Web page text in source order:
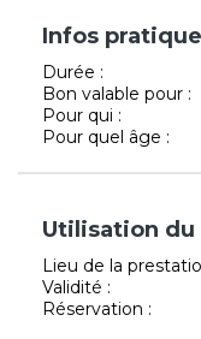
Infos
Durée :
Bon valable pour :
Pour qui :
Pour quel âge :
Utilisation du
Lieu de la
Validité :
Réservation :